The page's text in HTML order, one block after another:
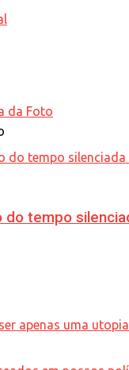
da Foto
do tempo